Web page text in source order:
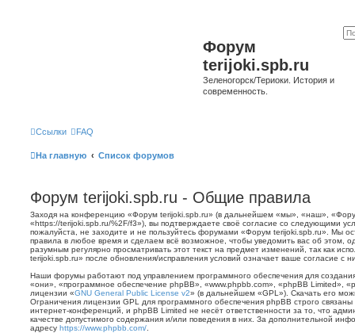
Форум
terijoki.spb.ru
Зеленогорск/Териоки. История и
современность.
Ссылки FAQ
На главную Список форумов
Форум terijoki.spb.ru - Общие правила
Заходя на конференцию «Форум terijoki.spb.ru» (в дальнейшем «мы», «наш»,
«https://terijoki.spb.ru/%2F/f3»), вы подтверждаете своё согласие со следующими
пожалуйста, не заходите и не пользуйтесь форумами «Форум terijoki.spb.ru». Мы
правила в любое время и сделаем всё возможное, чтобы уведомить вас об этом,
разумным регулярно просматривать этот текст на предмет изменений, так как
terijoki.spb.ru» после обновления/исправления условий означает ваше согласие с
Наши форумы работают под управлением программного обеспечения для
«они», «программное обеспечение phpBB», «www.phpbb.com», «phpBB Limited»,
лицензии «GNU General Public License v2» (в дальнейшем «GPL»). Скачать его
Ограничения лицензии GPL для программного обеспечения phpBB строго
интернет-конференций, и phpBB Limited не несёт ответственности за то, что
качестве допустимого содержания и/или поведения в них. За дополнительной
адресу https://www.phpbb.com/